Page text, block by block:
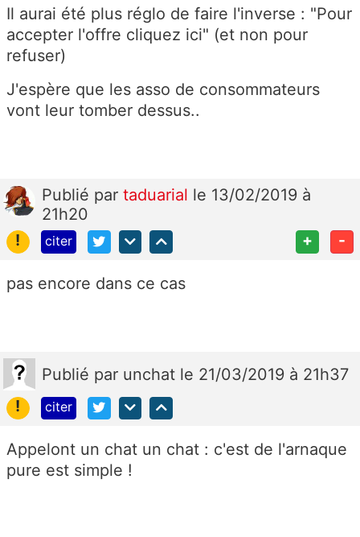
Il aurai été plus réglo de faire l'inverse : "Pour
accepter l'offre cliquez ici" (et non pour
refuser)
J'espère que les asso de consommateurs
vont leur tomber dessus..
Publié par taduarial le 13/02/2019 à
21h20
!
citer + -
pas encore dans ce cas
Publié par unchat le 21/03/2019 à 21h37
!
citer
Appelont un chat un chat : c'est de l'arnaque
pure est simple !